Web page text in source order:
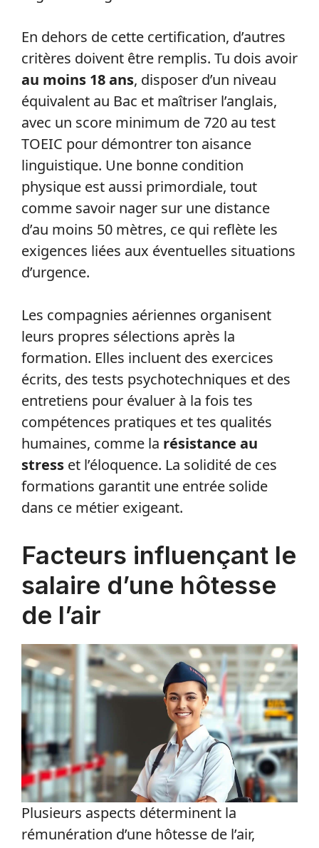
En dehors de cette certification, d’autres
critères doivent être remplis. Tu dois avoir
au moins 18 ans, disposer d’un niveau
équivalent au Bac et maîtriser l’anglais,
avec un score minimum de 720 au test
TOEIC pour démontrer ton aisance
linguistique. Une bonne condition
physique est aussi primordiale, tout
comme savoir nager sur une distance
d’au moins 50 mètres, ce qui reflète les
exigences liées aux éventuelles situations
d’urgence.
Les compagnies aériennes organisent
leurs propres sélections après la
formation. Elles incluent des exercices
écrits, des tests psychotechniques et des
entretiens pour évaluer à la fois tes
compétences pratiques et tes qualités
humaines, comme la résistance au
stress et l’éloquence. La solidité de ces
formations garantit une entrée solide
dans ce métier exigeant.
Facteurs influençant le
salaire d’une hôtesse
de l’air
Plusieurs aspects déterminent la
rémunération d’une hôtesse de l’air,